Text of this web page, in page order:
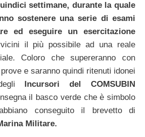
settimane, durante la quale
sostenere una serie di esami
ed eseguire un esercitazione
il più possibile ad una reale
Coloro che supereranno con
e saranno quindi ritenuti idonei
Incursori del
COMSUBIN
il basco verde che è simbolo
conseguito il brevetto di
Militare.